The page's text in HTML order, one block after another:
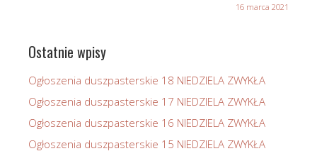
16 marca 2021
Ostatnie wpisy
Ogłoszenia duszpasterskie 18 NIEDZIELA ZWYKŁA
Ogłoszenia duszpasterskie 17 NIEDZIELA ZWYKŁA
Ogłoszenia duszpasterskie 16 NIEDZIELA ZWYKŁA
Ogłoszenia duszpasterskie 15 NIEDZIELA ZWYKŁA